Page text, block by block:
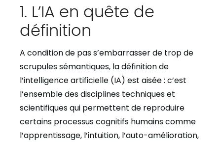
1. L’IA en quête de
définition
A condition de pas s’embarrasser de trop de
scrupules sémantiques, la définition de
l’intelligence artificielle (IA) est aisée : c’est
l’ensemble des disciplines techniques et
scientifiques qui permettent de reproduire
certains processus cognitifs humains comme
l’apprentissage, l’intuition, l’auto-amélioration,